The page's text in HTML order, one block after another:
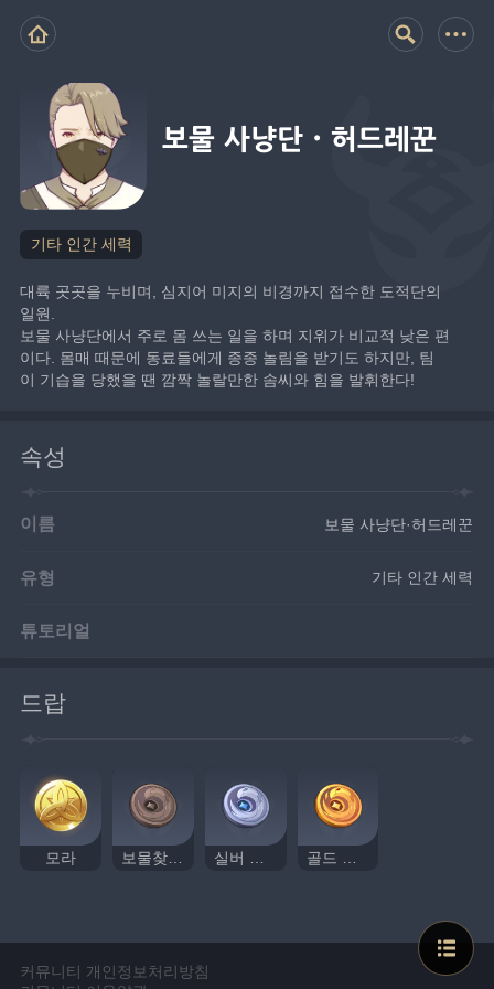
보물 사냥단·허드레꾼
기타 인간 세력
대륙 곳곳을 누비며, 심지어 미지의 비경까지 접수한 도적단의
일원.
보물 사냥단에서 주로 몸 쓰는 일을 하며 지위가 비교적 낮은 편
이다. 몸매 때문에 동료들에게 종종 놀림을 받기도 하지만, 팀
이 기습을 당했을 땐 깜짝 놀랄만한 솜씨와 힘을 발휘한다!
속성
이름 보물 사냥단·허드레꾼
유형 기타 인간 세력
튜토리얼
드랍
모라 보물찾기 까마귀 휘장 실버 까마귀 휘장 골드 까마귀 휘장
커뮤니티 개인정보처리방침